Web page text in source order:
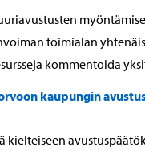
toimialan
kommentoida
kaupungin
kielteiseen